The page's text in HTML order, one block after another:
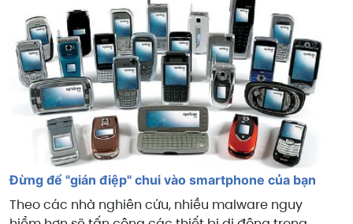
Đừng để "gián điệp" chui vào smartphone của bạn
Theo các nhà nghiên cứu, nhiều malware nguy